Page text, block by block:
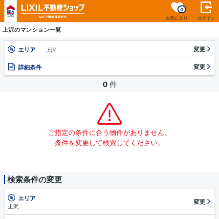
お気に入り
0
ログイン
上沢のマンション一覧
エリア 上沢 変更
詳細条件 変更
0 件
ご指定の条件に合う物件がありません。
条件を変更して検索してください。
検索条件の変更
エリア
上沢
変更